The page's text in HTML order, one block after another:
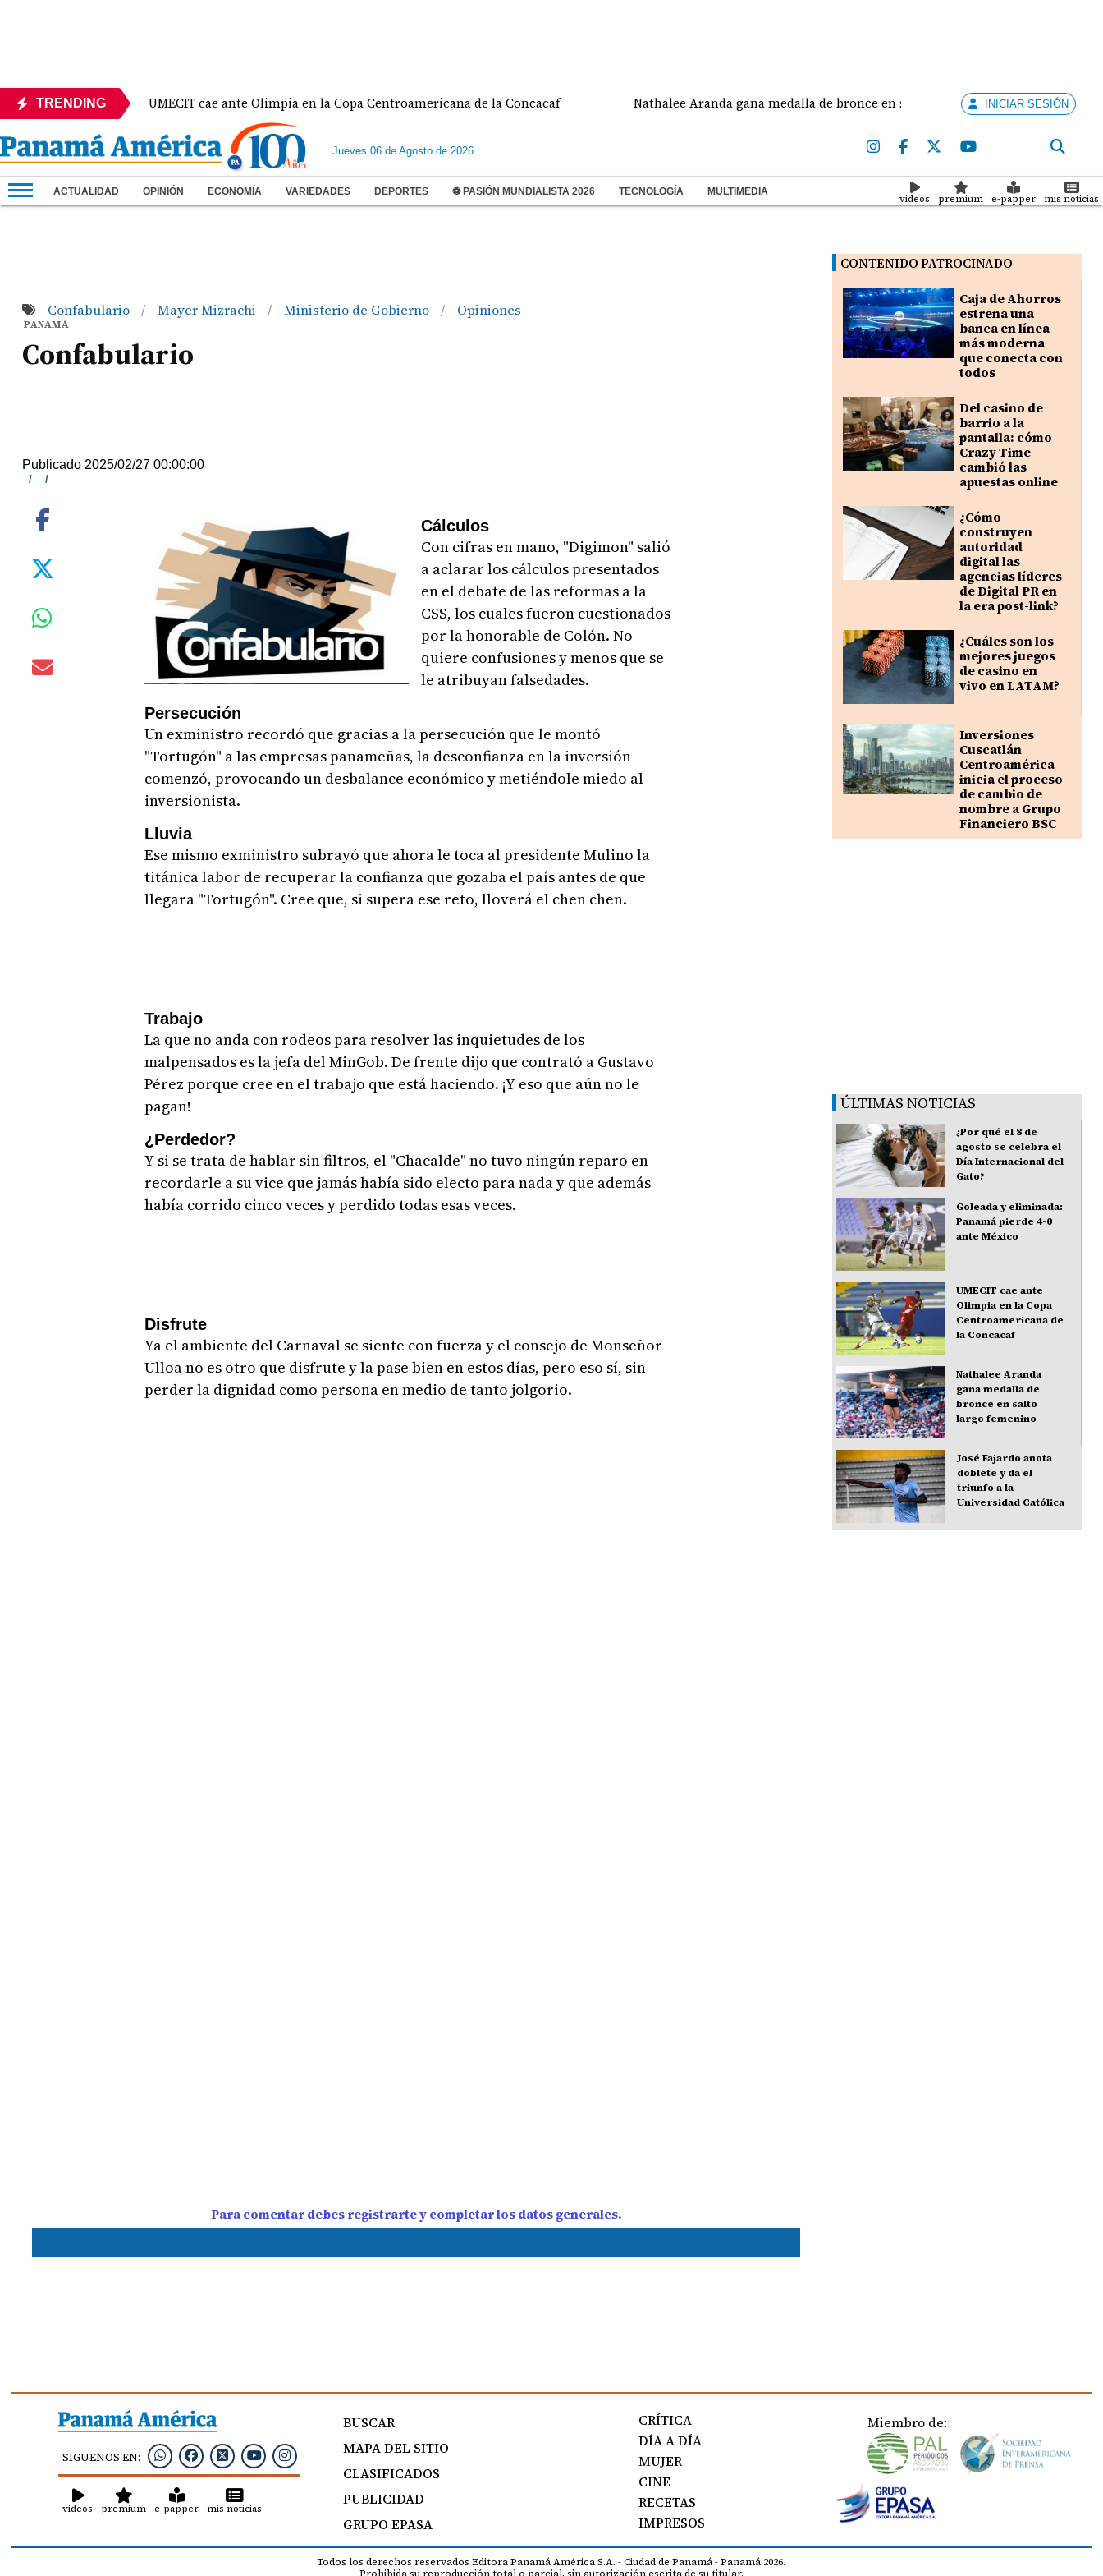
TRENDING
México UMECIT cae ante Olimpia en la Copa Centroamericana de la Concacaf Nathalee Aranda gana medalla de bronce en salto largo femeninoINICIAR SESIÓN
Jueves 06 de Agosto de 2026
ACTUALIDAD OPINIÓN ECONOMÍA VARIEDADES DEPORTES ⚽ PASIÓN MUNDIALISTA 2026 TECNOLOGÍA MULTIMEDIA
videos premium e-papper mis noticias
Confabulario / Mayer Mizrachi / Ministerio de Gobierno / Opiniones
PANAMÁ
Confabulario
Publicado 2025/02/27 00:00:00
/ /
Cálculos
Con cifras en mano, "Digimon" salió
a aclarar los cálculos presentados
en el debate de las reformas a la
CSS, los cuales fueron cuestionados
por la honorable de Colón. No
quiere confusiones y menos que se
le atribuyan falsedades.
Persecución
Un exministro recordó que gracias a la persecución que le montó
"Tortugón" a las empresas panameñas, la desconfianza en la inversión
comenzó, provocando un desbalance económico y metiéndole miedo al
inversionista.
Lluvia
Ese mismo exministro subrayó que ahora le toca al presidente Mulino la
titánica labor de recuperar la confianza que gozaba el país antes de que
llegara "Tortugón". Cree que, si supera ese reto, lloverá el chen chen.
Trabajo
La que no anda con rodeos para resolver las inquietudes de los
malpensados es la jefa del MinGob. De frente dijo que contrató a Gustavo
Pérez porque cree en el trabajo que está haciendo. ¡Y eso que aún no le
pagan!
¿Perdedor?
Y si se trata de hablar sin filtros, el "Chacalde" no tuvo ningún reparo en
recordarle a su vice que jamás había sido electo para nada y que además
había corrido cinco veces y perdido todas esas veces.
Disfrute
Ya el ambiente del Carnaval se siente con fuerza y el consejo de Monseñor
Ulloa no es otro que disfrute y la pase bien en estos días, pero eso sí, sin
perder la dignidad como persona en medio de tanto jolgorio.
Para comentar debes registrarte y completar los datos generales.
CONTENIDO PATROCINADO
Caja de Ahorros
estrena una
banca en línea
más moderna
que conecta con
todos
Del casino de
barrio a la
pantalla: cómo
Crazy Time
cambió las
apuestas online
¿Cómo
construyen
autoridad
digital las
agencias líderes
de Digital PR en
la era post-link?
¿Cuáles son los
mejores juegos
de casino en
vivo en LATAM?
Inversiones
Cuscatlán
Centroamérica
inicia el proceso
de cambio de
nombre a Grupo
Financiero BSC
ÚLTIMAS NOTICIAS
¿Por qué el 8 de
agosto se celebra el
Día Internacional del
Gato?
Goleada y eliminada:
Panamá pierde 4-0
ante México
UMECIT cae ante
Olimpia en la Copa
Centroamericana de
la Concacaf
Nathalee Aranda
gana medalla de
bronce en salto
largo femenino
José Fajardo anota
doblete y da el
triunfo a la
Universidad Católica
SIGUENOS EN:
videos premium e-papper mis noticias
BUSCAR
MAPA DEL SITIO
CLASIFICADOS
PUBLICIDAD
GRUPO EPASA
CRÍTICA
DÍA A DÍA
MUJER
CINE
RECETAS
IMPRESOS
Miembro de:
Todos los derechos reservados Editora Panamá América S.A. - Ciudad de Panamá - Panamá 2026.